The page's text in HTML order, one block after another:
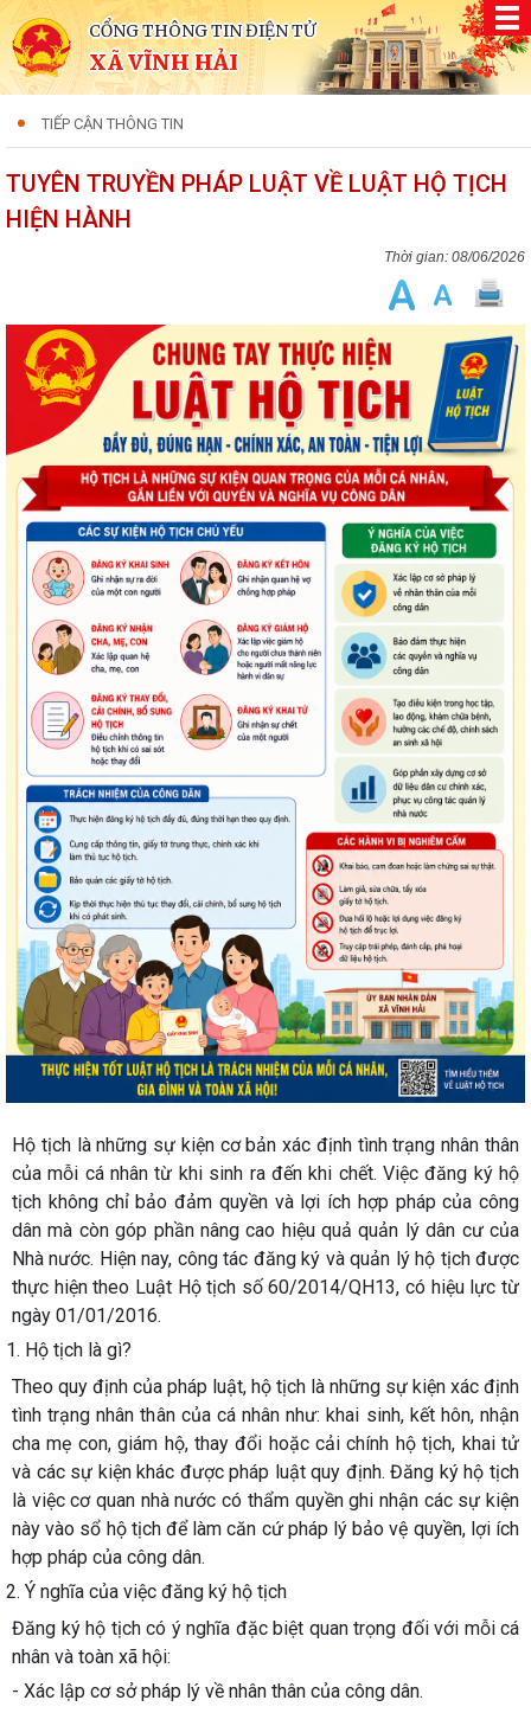
CỔNG THÔNG TIN ĐIỆN TỬ
XÃ VĨNH HẢI
TIẾP CẬN THÔNG TIN
TUYÊN TRUYỀN PHÁP LUẬT VỀ LUẬT HỘ TỊCH
HIỆN HÀNH
08/06/2026
Hộ tịch là những sự kiện cơ bản xác định tình trạng nhân thân
của mỗi cá nhân từ khi sinh ra đến khi chết. Việc đăng ký hộ
tịch không chỉ bảo đảm quyền và lợi ích hợp pháp của công
dân mà còn góp phần nâng cao hiệu quả quản lý dân cư của
Nhà nước. Hiện nay, công tác đăng ký và quản lý hộ tịch được
thực hiện theo Luật Hộ tịch số 60/2014/QH13, có hiệu lực từ
ngày 01/01/2016.
1. Hộ tịch là gì?
Theo quy định của pháp luật, hộ tịch là những sự kiện xác định
tình trạng nhân thân của cá nhân như: khai sinh, kết hôn, nhận
cha mẹ con, giám hộ, thay đổi hoặc cải chính hộ tịch, khai tử
và các sự kiện khác được pháp luật quy định. Đăng ký hộ tịch
là việc cơ quan nhà nước có thẩm quyền ghi nhận các sự kiện
này vào sổ hộ tịch để làm căn cứ pháp lý bảo vệ quyền, lợi ích
hợp pháp của công dân.
2. Ý nghĩa của việc đăng ký hộ tịch
Đăng ký hộ tịch có ý nghĩa đặc biệt quan trọng đối với mỗi cá
nhân và toàn xã hội:
- Xác lập cơ sở pháp lý về nhân thân của công dân.